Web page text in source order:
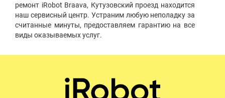
ремонт iRobot Braava, Кутузовский проезд находится
наш сервисный центр. Устраним любую неполадку за
считанные минуты, предоставляем гарантию на все
виды оказываемых услуг.